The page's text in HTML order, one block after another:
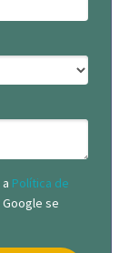
Política de
se